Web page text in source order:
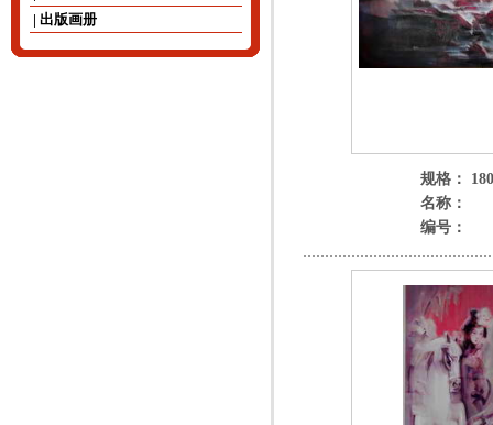
| 出版画册
规格：
名称：
编号：